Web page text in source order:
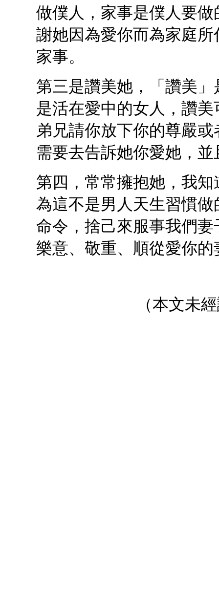
做僕人，家事是僕人要
謝她因為愛你而為家庭
家事。
第三是讚美她，「讚美
是活在愛中的女人，讚
弟兄請你放下你的尊嚴
需要去告訴她你愛她，
第四，常常擁抱她，我
為這不是男人天生習慣
命令，捨己來服事我們
樂意、敬重、順從愛你的
（本文未